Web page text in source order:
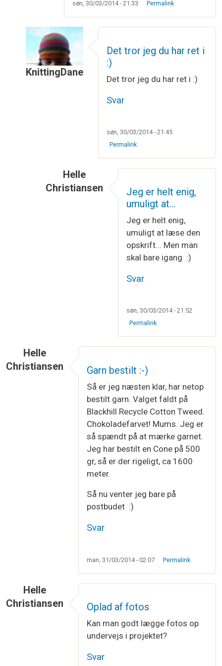
søn, 30/03/2014 - 21:33 Permalink
KnittingDane
Så er der bestilt garn, og…af
Det tror jeg du har ret i
:)
Det tror jeg du har ret i :)
Svar
søn, 30/03/2014 - 21:45
Permalink
Helle
Christiansen
Det tror jeg du har ret i :)
Jeg er helt enig,
umuligt at…
Jeg er helt enig,
umuligt at læse den
opskrift... Men man
skal bare igang :)
Svar
søn, 30/03/2014 - 21:52
Permalink
Helle
Christiansen
Garn bestilt :-)
Så er jeg næsten klar, har netop
bestilt garn. Valget faldt på
Blackhill Recycle Cotton Tweed.
Chokoladefarvet! Mums. Jeg er
så spændt på at mærke garnet.
Jeg har bestilt en Cone på 500
gr, så er der rigeligt, ca 1600
meter.
Så nu venter jeg bare på
postbudet :)
Svar
man, 31/03/2014 - 02:07 Permalink
Helle
Christiansen
Oplad af fotos
Kan man godt lægge fotos op
undervejs i projektet?
Svar